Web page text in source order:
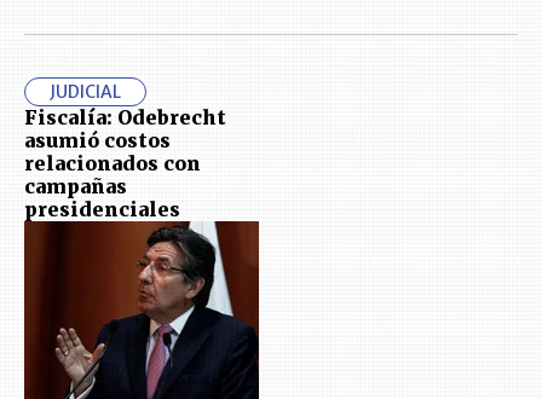
JUDICIAL
Fiscalía: Odebrecht
asumió costos
relacionados con
campañas
presidenciales